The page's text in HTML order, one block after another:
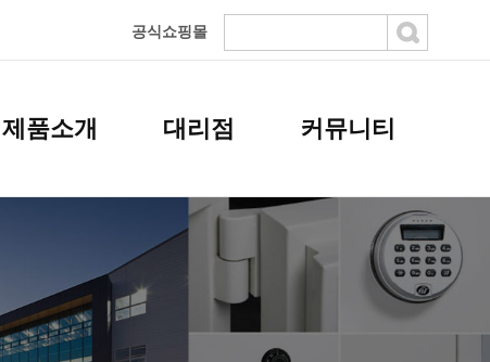
공식쇼핑몰
제품소개 대리점 커뮤니티